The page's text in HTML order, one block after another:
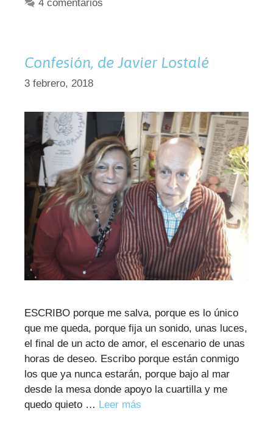
4 comentarios
Confesión, de Javier Lostalé
3 febrero, 2018
ESCRIBO porque me salva, porque es lo único
que me queda, porque fija un sonido, unas luces,
el final de un acto de amor, el escenario de unas
horas de deseo. Escribo porque están conmigo
los que ya nunca estarán, porque bajo al mar
desde la mesa donde apoyo la cuartilla y me
quedo quieto … Leer más